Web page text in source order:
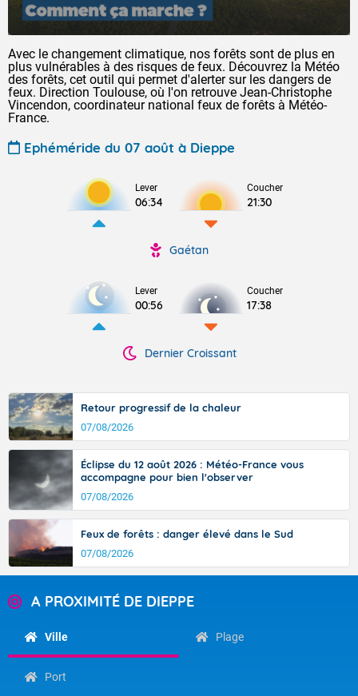
Avec le changement climatique, nos forêts sont de plus en
plus vulnérables à des risques de feux. Découvrez la Météo
des forêts, cet outil qui permet d'alerter sur les dangers de
feux. Direction Toulouse, où l'on retrouve Jean-Christophe
Vincendon, coordinateur national feux de forêts à Météo-
France.
Ephéméride du 07 août à Dieppe
Lever
06:34
Coucher
21:30
Gaétan
Lever
00:56
Coucher
17:38
Dernier Croissant
Retour progressif de la chaleur
07/08/2026
Éclipse du 12 août 2026 : Météo-France vous
accompagne pour bien l'observer
07/08/2026
Feux de forêts : danger élevé dans le Sud
07/08/2026
A PROXIMITÉ DE DIEPPE
Ville Plage
Port